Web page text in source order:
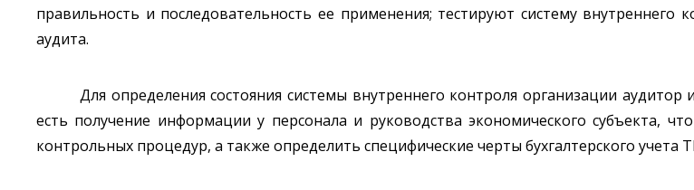
правильность и последовательность ее применения; тестируют систему
аудита.
Для определения состояния системы внутреннего контроля организации аудитор
есть получение информации у персонала и руководства экономического субъекта,
контрольных процедур, а также определить специфические черты бухгалтерского учета